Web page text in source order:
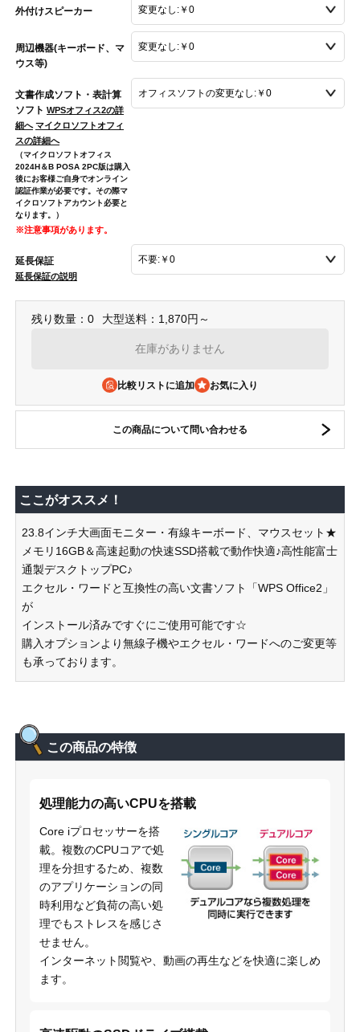
外付けスピーカー
周辺機器(キーボード、マ
ウス等)
文書作成ソフト・表計算
ソフト WPSオフィス2の詳
細へ マイクロソフトオフィ
スの詳細へ
（マイクロソフトオフィス
2024H＆B POSA 2PC版は購入
後にお客様ご自身でオンライン
認証作業が必要です。その際マ
イクロソフトアカウント必要と
なります。）
※注意事項があります。
延長保証
延長保証の説明
残り数量：0 大型送料：1,870円～
在庫がありません
比較リストに追加
この商品について問い合わせる
ここがオススメ！
23.8インチ大画面モニター・有線キーボード、マウスセット★
メモリ16GB＆高速起動の快速SSD搭載で動作快適♪高性能富士
通製デスクトップPC♪
エクセル・ワードと互換性の高い文書ソフト「WPS Office2」
が
インストール済みですぐにご使用可能です☆
購入オプションより無線子機やエクセル・ワードへのご変更等
も承っております。
この商品の特徴
処理能力の高いCPUを搭載
Core iプロセッサーを搭
載。複数のCPUコアで処
理を分担するため、複数
のアプリケーションの同
時利用など負荷の高い処
理でもストレスを感じさ
せません。
インターネット閲覧や、動画の再生などを快適に楽しめ
ます。